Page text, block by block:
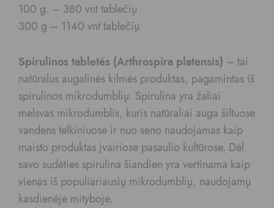
100 g. – 380 vnt tablečių
300 g – 1140 vnt tablečių
Spirulinos tabletės (Arthrospira platensis) – tai
natūralus augalinės kilmės produktas, pagamintas iš
spirulinos mikrodumblių. Spirulina yra žaliai
melsvas mikrodumblis, kuris natūraliai auga šiltuose
vandens telkiniuose ir nuo seno naudojamas kaip
maisto produktas įvairiose pasaulio kultūrose. Dėl
savo sudėties spirulina šiandien yra vertinama kaip
vienas iš populiariausių mikrodumblių, naudojamų
kasdienėje mityboje.